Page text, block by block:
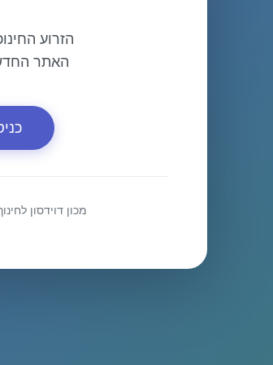
הזרוע
האתר
מכון דוידסון